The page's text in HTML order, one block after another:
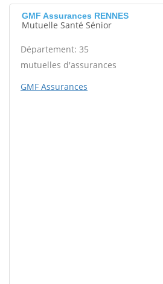
GMF Assurances RENNES
Mutuelle Santé Sénior
Département: 35
mutuelles d'assurances
GMF Assurances